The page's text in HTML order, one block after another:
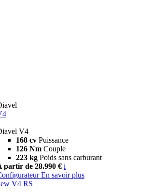
V4
168 cv Puissance
126 Nm Couple
223 kg Poids sans carburant
partir de 28.990 € i
En savoir plus
V4 RS